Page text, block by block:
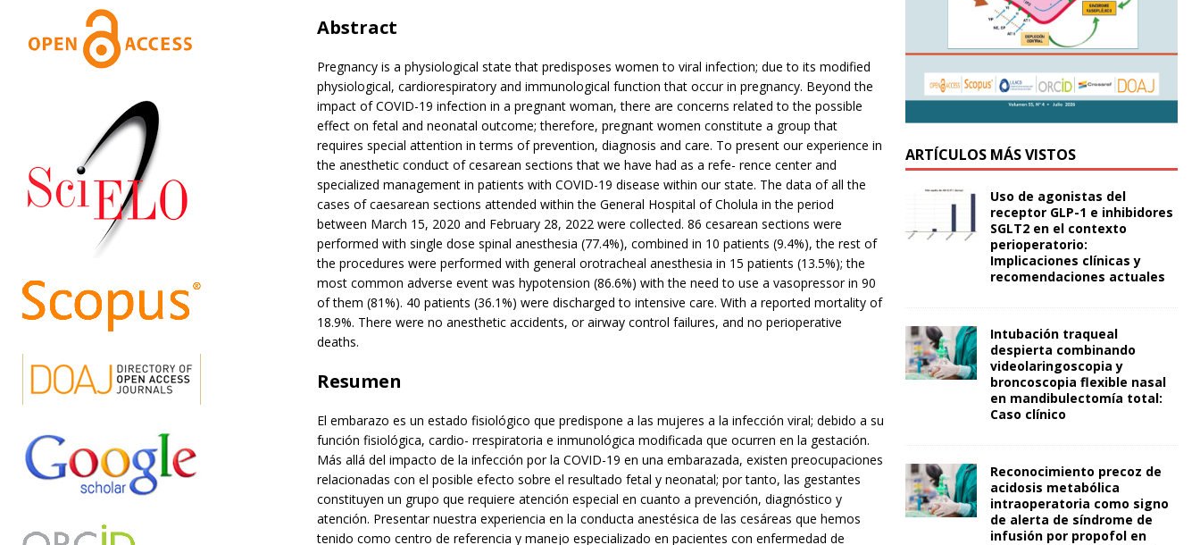
Abstract
Pregnancy is a physiological state that predisposes women to viral infection; due to its modified
physiological, cardiorespiratory and immunological function that occur in pregnancy. Beyond the
impact of COVID-19 infection in a pregnant woman, there are concerns related to the possible
effect on fetal and neonatal outcome; therefore, pregnant women constitute a group that
requires special attention in terms of prevention, diagnosis and care. To present our experience in
the anesthetic conduct of cesarean sections that we have had as a refe- rence center and
specialized management in patients with COVID-19 disease within our state. The data of all the
cases of caesarean sections attended within the General Hospital of Cholula in the period
between March 15, 2020 and February 28, 2022 were collected. 86 cesarean sections were
performed with single dose spinal anesthesia (77.4%), combined in 10 patients (9.4%), the rest of
the procedures were performed with general orotracheal anesthesia in 15 patients (13.5%); the
most common adverse event was hypotension (86.6%) with the need to use a vasopressor in 90
of them (81%). 40 patients (36.1%) were discharged to intensive care. With a reported mortality of
18.9%. There were no anesthetic accidents, or airway control failures, and no perioperative
deaths.
Resumen
El embarazo es un estado fisiológico que predispone a las mujeres a la infección viral; debido a su
función fisiológica, cardio- rrespiratoria e inmunológica modificada que ocurren en la gestación.
Más allá del impacto de la infección por la COVID-19 en una embarazada, existen preocupaciones
relacionadas con el posible efecto sobre el resultado fetal y neonatal; por tanto, las gestantes
constituyen un grupo que requiere atención especial en cuanto a prevención, diagnóstico y
atención. Presentar nuestra experiencia en la conducta anestésica de las cesáreas que hemos
tenido como centro de referencia y manejo especializado en pacientes con enfermedad de
ARTÍCULOS MÁS VISTOS
Uso de agonistas del
receptor GLP-1 e inhibidores
SGLT2 en el contexto
perioperatorio:
Implicaciones clínicas y
recomendaciones actuales
Intubación traqueal
despierta combinando
videolaringoscopia y
broncoscopia flexible nasal
en mandibulectomía total:
Caso clínico
Reconocimiento precoz de
acidosis metabólica
intraoperatoria como signo
de alerta de síndrome de
infusión por propofol en